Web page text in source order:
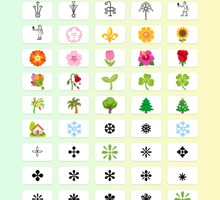
𓇚
𓇊 𓇗 𓋇
𓁋
𓁙
💮 ⚜ 🌼
🌻
🏵️
🌸 🌷 🌺
🌹
💐
🥀 🌱 ☘
🍀
🎋
🌴 🌳 🌲
🎄
🏡
❄ ❆ ❅
❄️
𓇬
✣ ❇ ❈
✥
✤
✼ ✻ ❉
⁕